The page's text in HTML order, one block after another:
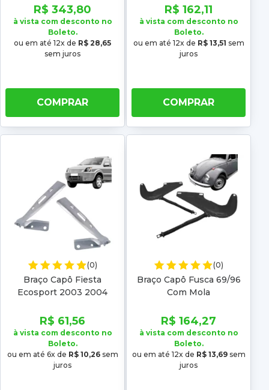
R$ 343,80
à vista com desconto no
Boleto.
ou em até 12x de R$ 28,65
sem juros
COMPRAR
2005 2006 2007 2008
2009 2010 201
R$ 162,11
à vista com desconto no
Boleto.
ou em até 12x de R$ 13,51 sem
juros
COMPRAR
(0)
Braço Capô Fiesta
Ecosport 2003 2004
R$ 61,56
à vista com desconto no
Boleto.
ou em até 6x de R$ 10,26sem
juros
(0)
Braço Capô Fusca 69/96
Com Mola
R$ 164,27
à vista com desconto no
Boleto.
ou em até 12x de R$ 13,69sem
juros